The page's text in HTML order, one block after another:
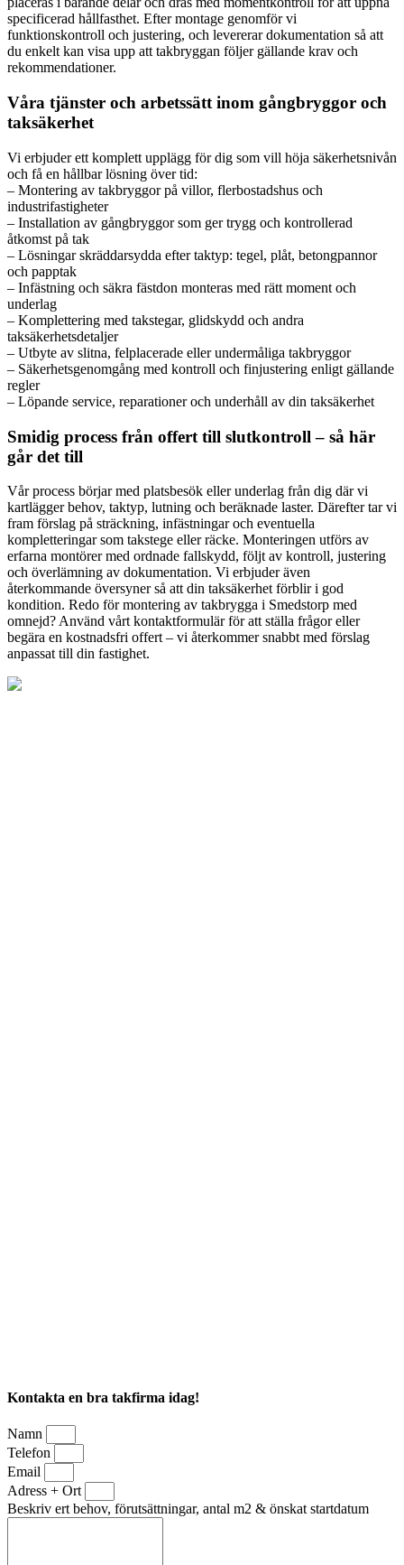
specificerad hållfasthet. Efter montage genomför vi
funktionskontroll och justering, och levererar dokumentation så att
du enkelt kan visa upp att takbryggan följer gällande krav och
rekommendationer.
Våra tjänster och arbetssätt inom gångbryggor och
taksäkerhet
Vi erbjuder ett komplett upplägg för dig som vill höja säkerhetsnivån
och få en hållbar lösning över tid:
– Montering av takbryggor på villor, flerbostadshus och
industrifastigheter
– Installation av gångbryggor som ger trygg och kontrollerad
åtkomst på tak
– Lösningar skräddarsydda efter taktyp: tegel, plåt, betongpannor
och papptak
– Infästning och säkra fästdon monteras med rätt moment och
underlag
– Komplettering med takstegar, glidskydd och andra
taksäkerhetsdetaljer
– Utbyte av slitna, felplacerade eller undermåliga takbryggor
– Säkerhetsgenomgång med kontroll och finjustering enligt gällande
regler
– Löpande service, reparationer och underhåll av din taksäkerhet
Smidig process från offert till slutkontroll – så här
går det till
Vår process börjar med platsbesök eller underlag från dig där vi
kartlägger behov, taktyp, lutning och beräknade laster. Därefter tar vi
fram förslag på sträckning, infästningar och eventuella
kompletteringar som takstege eller räcke. Monteringen utförs av
erfarna montörer med ordnade fallskydd, följt av kontroll, justering
och överlämning av dokumentation. Vi erbjuder även
återkommande översyner så att din taksäkerhet förblir i god
kondition. Redo för montering av takbrygga i Smedstorp med
omnejd? Använd vårt kontaktformulär för att ställa frågor eller
begära en kostnadsfri offert – vi återkommer snabbt med förslag
anpassat till din fastighet.
Kontakta en bra takfirma idag!
Namn
Telefon
Email
Adress + Ort
Beskriv ert behov, förutsättningar, antal m2 & önskat startdatum